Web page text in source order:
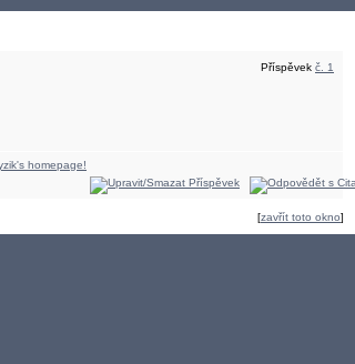
Příspěvek č. 1
[zavřít toto okno]